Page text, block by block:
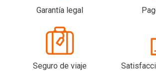
Garantía legal
Seguro de viaje